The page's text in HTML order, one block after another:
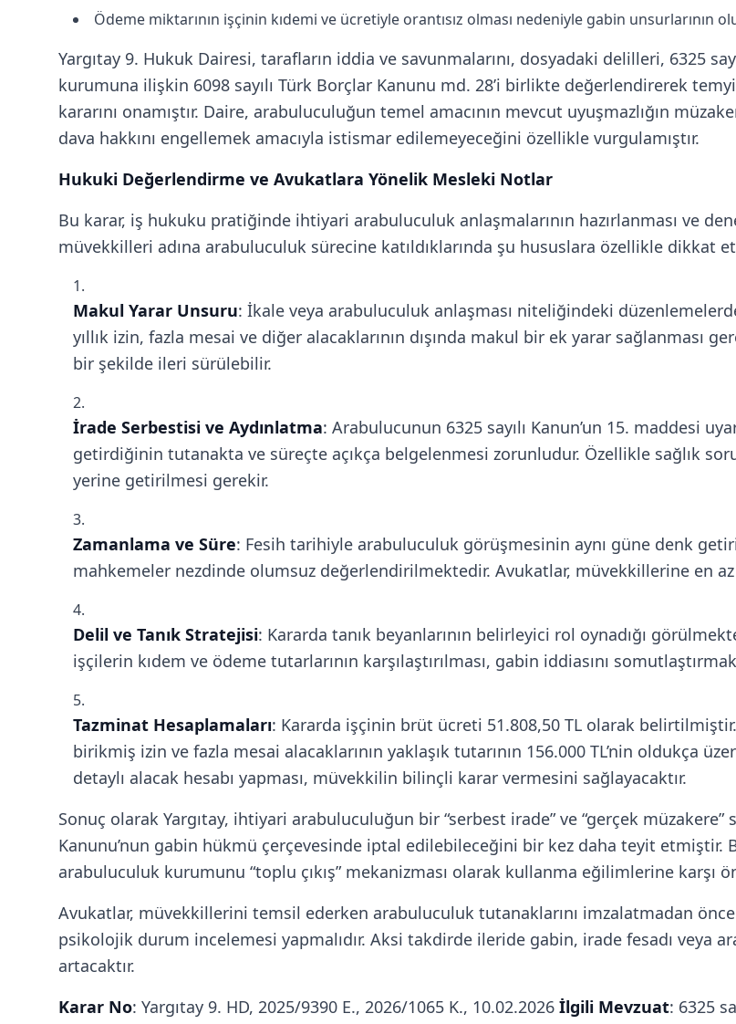
Ödeme miktarının işçinin kıdemi ve ücretiyle orantısız olması nedeniyle gabin unsurlarının
Yargıtay 9. Hukuk Dairesi, tarafların iddia ve savunmalarını, dosyadaki delilleri, 6325
kurumuna ilişkin 6098 sayılı Türk Borçlar Kanunu md. 28’i birlikte değerlendirerek
kararını onamıştır. Daire, arabuluculuğun temel amacının mevcut uyuşmazlığın
dava hakkını engellemek amacıyla istismar edilemeyeceğini özellikle vurgulamıştır.
Hukuki Değerlendirme ve Avukatlara Yönelik Mesleki Notlar
Bu karar, iş hukuku pratiğinde ihtiyari arabuluculuk anlaşmalarının hazırlanması ve
müvekkilleri adına arabuluculuk sürecine katıldıklarında şu hususlara özellikle dikkat
Makul Yarar Unsuru: İkale veya arabuluculuk anlaşması niteliğindeki
yıllık izin, fazla mesai ve diğer alacaklarının dışında makul bir ek yarar sağlanması
bir şekilde ileri sürülebilir.
İrade Serbestisi ve Aydınlatma: Arabulucunun 6325 sayılı Kanun’un 15. maddesi
getirdiğinin tutanakta ve süreçte açıkça belgelenmesi zorunludur. Özellikle sağlık
yerine getirilmesi gerekir.
Zamanlama ve Süre: Fesih tarihiyle arabuluculuk görüşmesinin aynı güne denk
mahkemeler nezdinde olumsuz değerlendirilmektedir. Avukatlar, müvekkillerine en
Delil ve Tanık Stratejisi: Kararda tanık beyanlarının belirleyici rol oynadığı
işçilerin kıdem ve ödeme tutarlarının karşılaştırılması, gabin iddiasını
Tazminat Hesaplamaları: Kararda işçinin brüt ücreti 51.808,50 TL olarak
birikmiş izin ve fazla mesai alacaklarının yaklaşık tutarının 156.000 TL’nin oldukça
detaylı alacak hesabı yapması, müvekkilin bilinçli karar vermesini sağlayacaktır.
Sonuç olarak Yargıtay, ihtiyari arabuluculuğun bir “serbest irade” ve “gerçek
Kanunu’nun gabin hükmü çerçevesinde iptal edilebileceğini bir kez daha teyit etmiştir.
arabuluculuk kurumunu “toplu çıkış” mekanizması olarak kullanma eğilimlerine karşı
Avukatlar, müvekkillerini temsil ederken arabuluculuk tutanaklarını imzalatmadan
psikolojik durum incelemesi yapmalıdır. Aksi takdirde ileride gabin, irade fesadı veya
artacaktır.
Karar No: Yargıtay 9. HD, 2025/9390 E., 2026/1065 K., 10.02.2026 İlgili Mevzuat: 6325